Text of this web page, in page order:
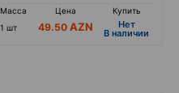
Масса Цена
Купить
1 шт
49.50 Hет
B наличии